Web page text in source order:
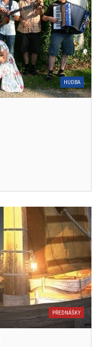
HUDBA
PŘEDNÁŠKY